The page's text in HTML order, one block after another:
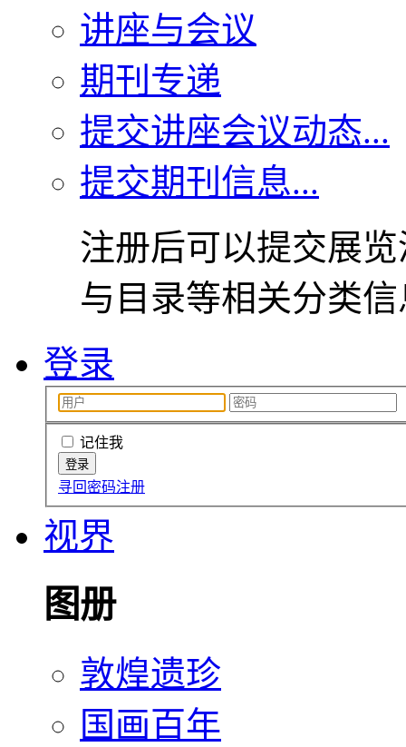
讲座与会议
期刊专递
提交讲座会议动态...
提交期刊信息...
注册后可以提交展
与目录等相关分类
登录
记住我
寻回密码注册
视界
图册
敦煌遗珍
国画百年